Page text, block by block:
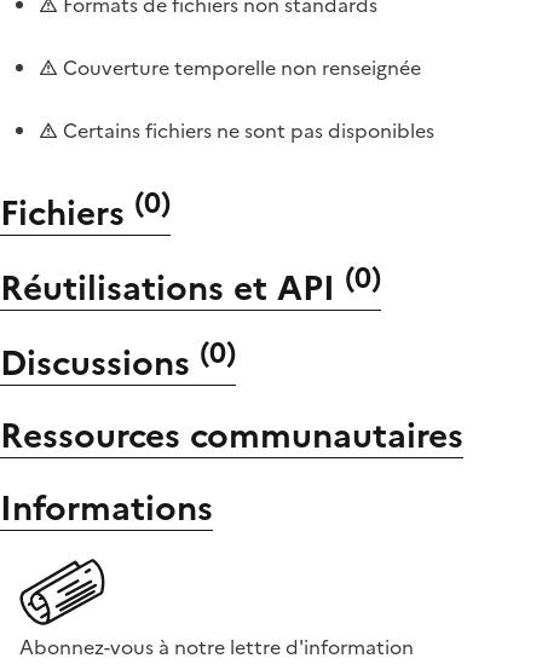
Couverture temporelle non renseignée
Certains fichiers ne sont pas disponibles
Fichiers (0)
Réutilisations et API (0)
Discussions (0)
Ressources communautaires
Informations
Abonnez-vous à notre lettre d'information